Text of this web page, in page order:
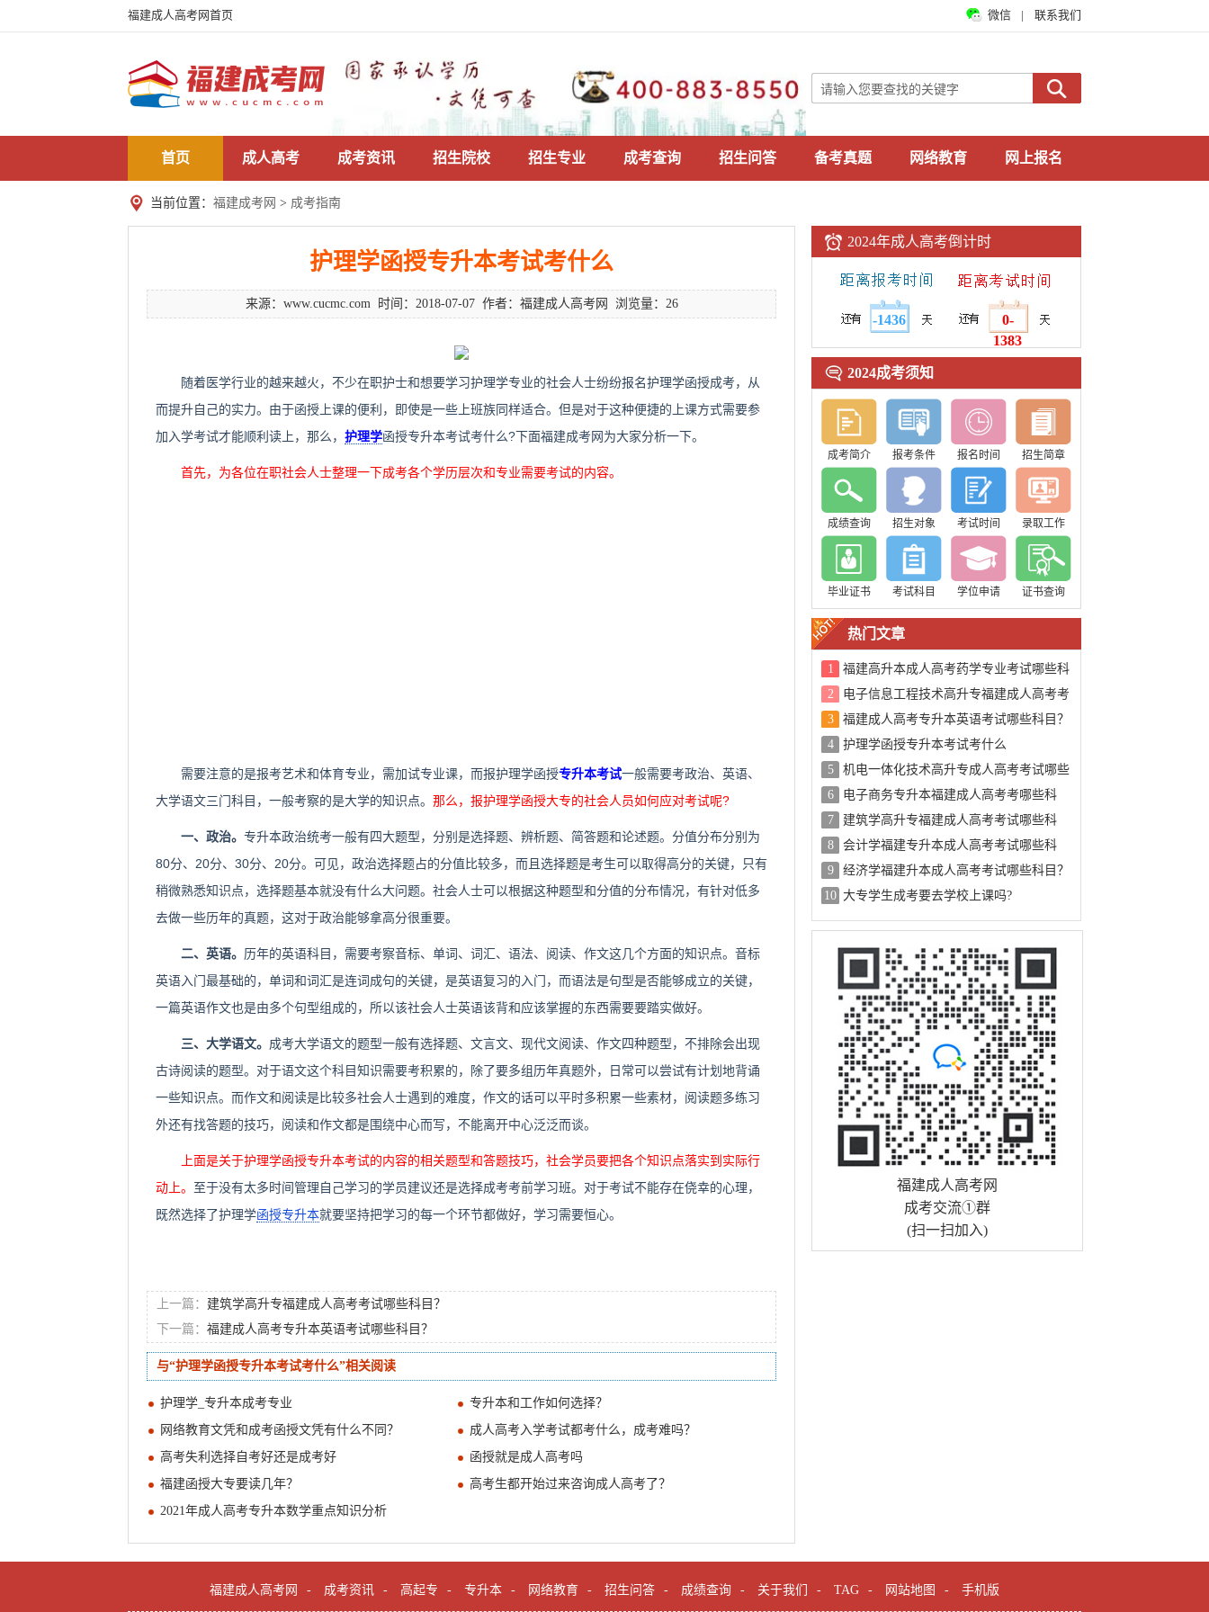
福建成人高考网首页 微信 | 联系我们
首页 成人高考 成考资讯 招生院校 招生专业 成考查询 招生问答 备考真题 网络教育 网上报名
当前位置： 福建成考网 > 成考指南
护理学函授专升本考试考什么
来源： www.cucmc.com时间：2018-07-07 作者：福建成人高考网 浏览量：26
随着医学行业的越来越火，不少在职护士和想要学习护理学专业的社会人士纷纷报名护理学函授成考，从
而提升自己的实力。由于函授上课的便利，即使是一些上班族同样适合。但是对于这种便捷的上课方式需要参
加入学考试才能顺利读上，那么， 护理学函授专升本考试考什么?下面福建成考网为大家分析一下。
首先，为各位在职社会人士整理一下成考各个学历层次和专业需要考试的内容。
需要注意的是报考艺术和体育专业，需加试专业课，而报护理学函授专升本考试一般需要考政治、英语、
大学语文三门科目，一般考察的是大学的知识点。 那么，报护理学函授大专的社会人员如何应对考试呢?
一、政治。 专升本政治统考一般有四大题型，分别是选择题、辨析题、简答题和论述题。分值分布分别为
80分、20分、30分、20分。可见，政治选择题占的分值比较多，而且选择题是考生可以取得高分的关键，只有
稍微熟悉知识点，选择题基本就没有什么大问题。社会人士可以根据这种题型和分值的分布情况，有针对低多
去做一些历年的真题，这对于政治能够拿高分很重要。
二、英语。 历年的英语科目，需要考察音标、单词、词汇、语法、阅读、作文这几个方面的知识点。音标
英语入门最基础的，单词和词汇是连词成句的关键，是英语复习的入门，而语法是句型是否能够成立的关键，
一篇英语作文也是由多个句型组成的，所以该社会人士英语该背和应该掌握的东西需要要踏实做好。
三、大学语文。 成考大学语文的题型一般有选择题、文言文、现代文阅读、作文四种题型，不排除会出现
古诗阅读的题型。对于语文这个科目知识需要考积累的，除了要多组历年真题外，日常可以尝试有计划地背诵
一些知识点。而作文和阅读是比较多社会人士遇到的难度，作文的话可以平时多积累一些素材，阅读题多练习
外还有找答题的技巧，阅读和作文都是围绕中心而写，不能离开中心泛泛而谈。
上面是关于护理学函授专升本考试的内容的相关题型和答题技巧，社会学员要把各个知识点落实到实际行
动上。 至于没有太多时间管理自己学习的学员建议还是选择成考考前学习班。对于考试不能存在侥幸的心理，
既然选择了护理学函授专升本就要坚持把学习的每一个环节都做好，学习需要恒心。
上一篇： 建筑学高升专福建成人高考考试哪些科目？
下一篇： 福建成人高考专升本英语考试哪些科目？
与“护理学函授专升本考试考什么”相关阅读
护理学_专升本成考专业
专升本和工作如何选择？
网络教育文凭和成考函授文凭有什么不同？
成人高考入学考试都考什么，成考难吗？
高考失利选择自考好还是成考好
函授就是成人高考吗
福建函授大专要读几年？
高考生都开始过来咨询成人高考了？
2021年成人高考专升本数学重点知识分析
2024年成人高考倒计时
-1436
0-
1383
2024成考须知
成考简介 报考条件 报名时间 招生简章
成绩查询 招生对象 考试时间 录取工作
毕业证书 考试科目 学位申请 证书查询
热门文章
1 福建高升本成人高考药学专业考试哪些科
目？
2 电子信息工程技术高升专福建成人高考考
试哪些科目？
3
福建成人高考专升本英语考试哪些科目？
4
护理学函授专升本考试考什么
5
机电一体化技术高升专成人高考考试哪些
科目？
6 电子商务专升本福建成人高考考哪些科
目？
7 建筑学高升专福建成人高考考试哪些科
目？
8 会计学福建专升本成人高考考试哪些科
目？
9
经济学福建升本成人高考考试哪些科目？
10 大专学生成考要去学校上课吗?
福建成人高考网
成考交流①群
(扫一扫加入)
福建成人高考网 - 成考资讯 - 高起专 - 专升本 - 网络教育 - 招生问答 - 成绩查询 - 关于我们 - TAG - 网站地图 - 手机版